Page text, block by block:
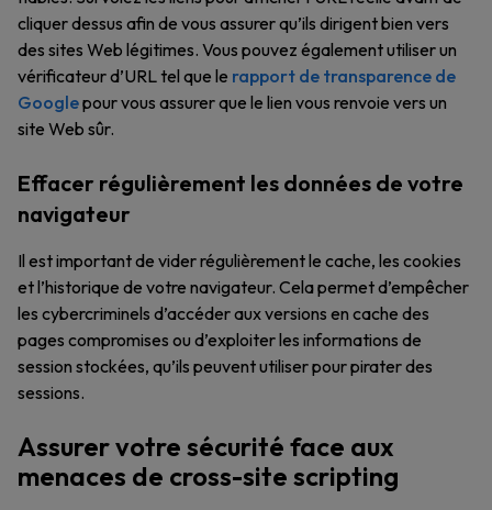
cliquer dessus afin de vous assurer qu’ils dirigent bien vers
des sites Web légitimes. Vous pouvez également utiliser un
vérificateur d’URL tel que le rapport de transparence de
Googlepour vous assurer que le lien vous renvoie vers un
site Web sûr.
Effacer régulièrement les données de votre
navigateur
Il est important de vider régulièrement le cache, les cookies
et l’historique de votre navigateur. Cela permet d’empêcher
les cybercriminels d’accéder aux versions en cache des
pages compromises ou d’exploiter les informations de
session stockées, qu’ils peuvent utiliser pour pirater des
sessions.
Assurer votre sécurité face aux
menaces de cross-site scripting